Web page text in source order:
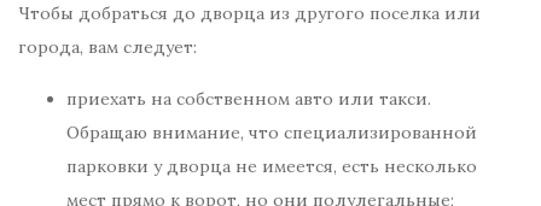
Чтобы добраться до дворца из другого поселка или
города, вам следует:
приехать на собственном авто или такси.
Обращаю внимание, что специализированной
парковки у дворца не имеется, есть несколько
мест прямо к ворот, но они полулегальные;